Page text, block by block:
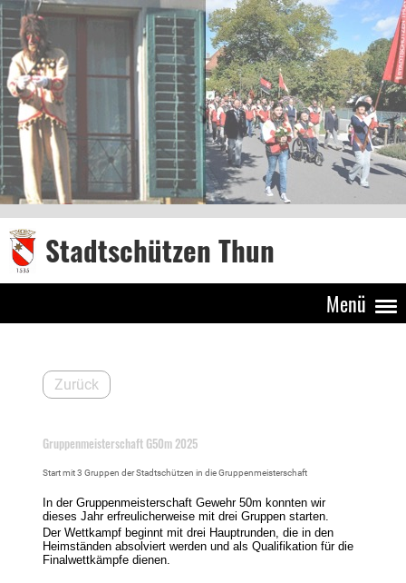
Stadtschützen Thun
Menü
Zurück
Gruppenmeisterschaft G50m 2025
Start mit 3 Gruppen der Stadtschützen in die Gruppenmeisterschaft
In der Gruppenmeisterschaft Gewehr 50m konnten wir
dieses Jahr erfreulicherweise mit drei Gruppen starten.
Der Wettkampf beginnt mit drei Hauptrunden, die in den
Heimständen absolviert werden und als Qualifikation für die
Finalwettkämpfe dienen.